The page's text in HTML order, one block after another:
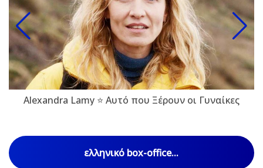
Alexandra Lamy ⭐ Αυτό που Ξέρουν οι Γυναίκες
ελληνικό box-office...